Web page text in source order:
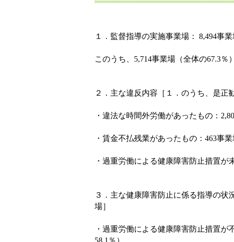
１．監督指導の実施事業場： 8,494事業
このうち、 5,714事業場（全体の67.3％
２．主な違反内容［１．のうち、是正
・違法な時間外労働があったもの：
・賃金不払残業があったもの： 463事
・過重労働による健康障害防止措置が
３．主な健康障害防止に係る指導の
場］
・過重労働による健康障害防止措置が
58.1 ％）